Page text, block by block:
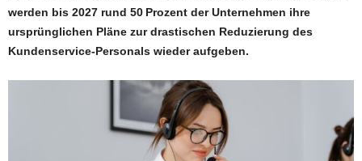
werden bis 2027 rund 50 Prozent der Unternehmen ihre
ursprünglichen Pläne zur drastischen Reduzierung des
Kundenservice-Personals wieder aufgeben.